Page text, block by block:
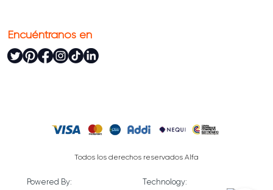
Encuéntranos en
Todos los derechos reservados Alfa
Powered By: Technology: